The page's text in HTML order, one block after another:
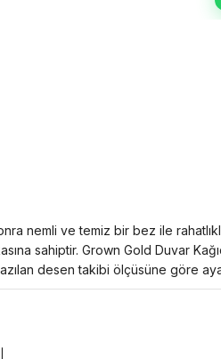
nemli ve temiz bir bez ile
Grown Gold Duvar
desen takibi ölçüsüne göre